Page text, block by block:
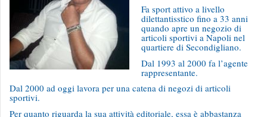
Fa sport attivo a livello
dilettantisstico fino a 33 anni
quando apre un negozio di
articoli sportivi a Napoli nel
quartiere di Secondigliano.
Dal 1993 al 2000 fa l’agente
rappresentante.
Dal 2000 ad oggi lavora per una catena di negozi di articoli
sportivi.
Per quanto riguarda la sua attività editoriale, essa è abbastanza